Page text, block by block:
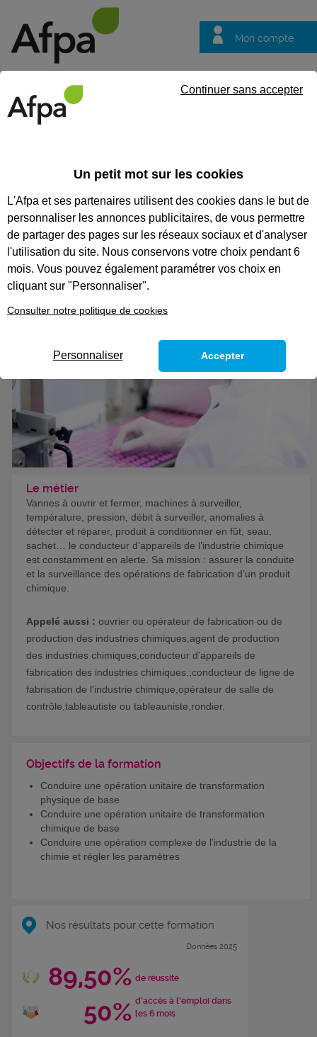
Mon compte
questions
CODES
CONDUCTEUR D'APPAREILS DE
L'INDUSTRIE DE LA CHIMIE
Le métier
Vannes à ouvrir et fermer, machines à surveiller,
température, pression, débit à surveiller, anomalies à
détecter et réparer, produit à conditionner en fût, seau,
sachet… le conducteur d’appareils de l’industrie chimique
est constamment en alerte. Sa mission : assurer la conduite
et la surveillance des opérations de fabrication d’un produit
chimique.
Appelé aussi : ouvrier ou opérateur de fabrication ou de
production des industries chimiques,agent de production
des industries chimiques,conducteur d'appareils de
fabrication des industries chimiques.;conducteur de ligne de
fabrisation de l'industrie chimique,opérateur de salle de
contrôle,tableautiste ou tableauniste,rondier.
Objectifs de la formation
Conduire une opération unitaire de transformation
physique de base
Conduire une opération unitaire de transformation
chimique de base
Conduire une opération complexe de l’industrie de la
chimie et régler les paramètres
Nos résultats pour cette formation
Données 2025
89,50% de réussite
50% d'accès à l'emploi dans
les 6 mois
Un petit mot sur les cookies
L'Afpa et ses partenaires utilisent des cookies dans le but de
personnaliser les annonces publicitaires, de vous permettre
de partager des pages sur les réseaux sociaux et d'analyser
l'utilisation du site. Nous conservons votre choix pendant 6
mois. Vous pouvez également paramétrer vos choix en
cliquant sur "Personnaliser".
Consulter notre politique de cookies
Continuer sans accepter
Personnaliser Accepter